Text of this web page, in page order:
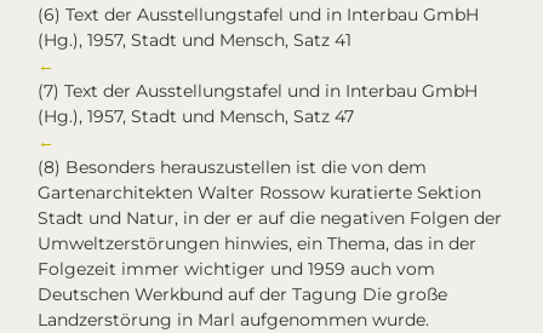
(6) Text der Ausstellungstafel und in Interbau GmbH
(Hg.), 1957, Stadt und Mensch, Satz 41
←
(7) Text der Ausstellungstafel und in Interbau GmbH
(Hg.), 1957, Stadt und Mensch, Satz 47
←
(8) Besonders herauszustellen ist die von dem
Gartenarchitekten Walter Rossow kuratierte Sektion
Stadt und Natur, in der er auf die negativen Folgen der
Umweltzerstörungen hinwies, ein Thema, das in der
Folgezeit immer wichtiger und 1959 auch vom
Deutschen Werkbund auf der Tagung Die große
Landzerstörung in Marl aufgenommen wurde.